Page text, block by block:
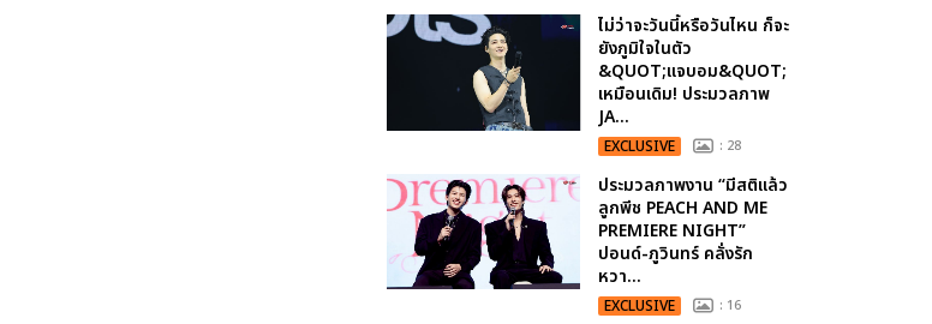
ไม่ว่าจะวันนี้หรือวันไหน ก็จะ
ยังภูมิใจในตัว
&QUOT;แจบอม&QUOT;
เหมือนเดิม! ประมวลภาพ
JA...
EXCLUSIVE : 28
ประมวลภาพงาน “มีสติแล้ว
ลูกพีช PEACH AND ME
PREMIERE NIGHT”
ปอนด์-ภูวินทร์ คลั่งรัก
หวา...
EXCLUSIVE : 16